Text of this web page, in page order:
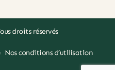
droits réservés
Nos conditions d’utilisation